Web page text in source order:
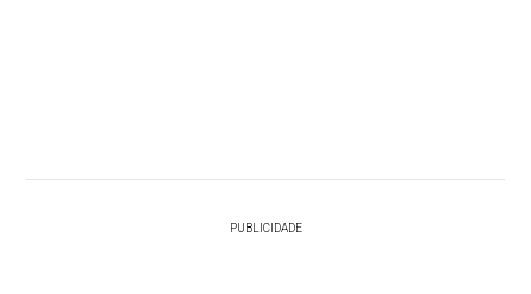
PUBLICIDADE